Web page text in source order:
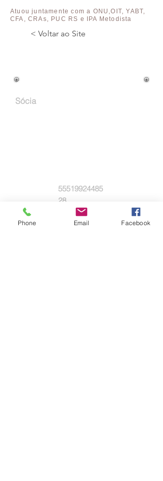
Atuou juntamente com a ONU,OIT, YABT,
CFA, CRAs, PUC RS e IPA Metodista
< Voltar ao Site
Cargo na Empresa:
Sócia
55519924485
28
Empresa:
Phone Email Facebook